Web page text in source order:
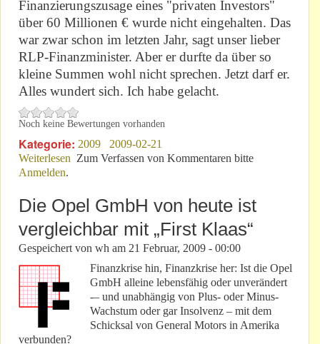
Finanzierungszusage eines "privaten Investors"
über 60 Millionen € wurde nicht eingehalten. Das
war zwar schon im letzten Jahr, sagt unser lieber
RLP-Finanzminister. Aber er durfte da über so
kleine Summen wohl nicht sprechen. Jetzt darf er.
Alles wundert sich. Ich habe gelacht.
Noch keine Bewertungen vorhanden
Kategorie: 2009
2009-02-21
Weiterlesen über Guten Tag!
Zum Verfassen von Kommentaren bitte
Anmelden.
Die Opel GmbH von heute ist
vergleichbar mit „First Klaas“
Gespeichert von wh am 21 Februar, 2009 - 00:00
Finanzkrise hin, Finanzkrise her: Ist die Opel
GmbH alleine lebensfähig oder unverändert
-– und unabhängig von Plus- oder Minus-
Wachstum oder gar Insolvenz – mit dem
Schicksal von General Motors in Amerika
verbunden?